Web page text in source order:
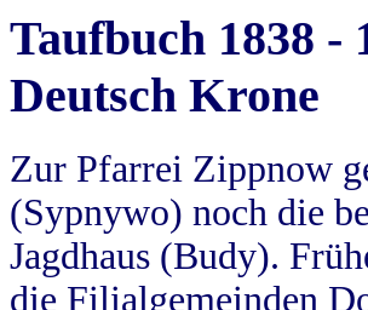
Taufbuch 1838
Deutsch Krone
Zur Pfarrei Zippnow
(Sypnywo) noch die
Jagdhaus (Budy).
die Filialgemeinden